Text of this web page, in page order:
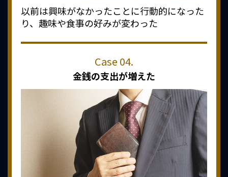
以前は興味がなかったことに行動的になった
り、趣味や食事の好みが変わった
金銭の支出が増えた